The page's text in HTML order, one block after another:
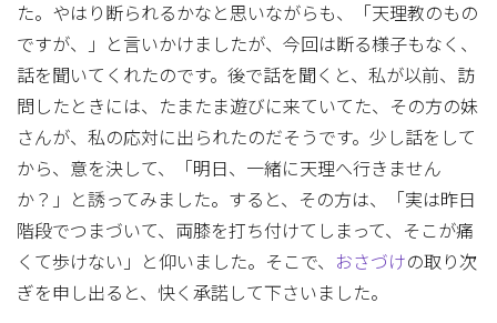
た。やはり断られるかなと思いながらも、「天理教のもの
ですが、」と言いかけましたが、今回は断る様子もなく、
話を聞いてくれたのです。後で話を聞くと、私が以前、訪
問したときには、たまたま遊びに来ていてた、その方の妹
さんが、私の応対に出られたのだそうです。少し話をして
から、意を決して、「明日、一緒に天理へ行きません
か？」と誘ってみました。すると、その方は、「実は昨日
階段でつまづいて、両膝を打ち付けてしまって、そこが痛
くて歩けない」と仰いました。そこで、
おさづけの取り次
ぎを申し出ると、快く承諾して下さいました。